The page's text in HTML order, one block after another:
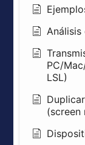
Análisis
PC/
LSL)
(screen